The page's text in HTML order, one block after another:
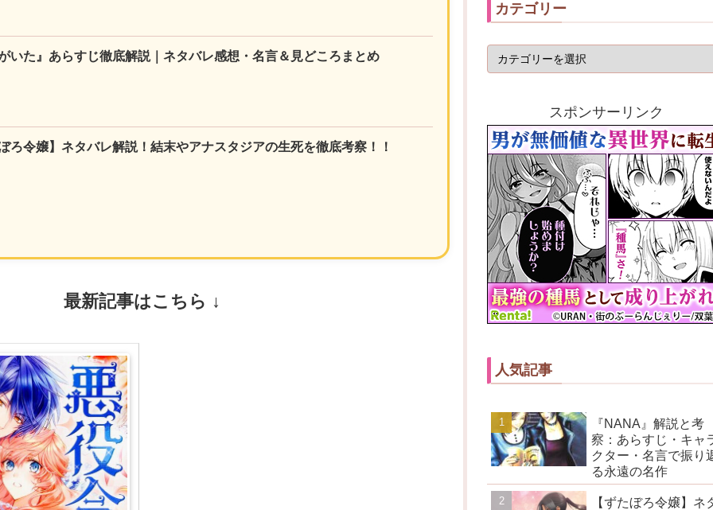
いた』あらすじ徹底解説｜ネタバレ感想・名言＆見どころまとめ
ろ令嬢】ネタバレ解説！結末やアナスタジアの生死を徹底考察！！
最新記事はこちら ↓
カテゴリー
スポンサーリンク
人気記事
『NANA』解説と考
察：あらすじ・キャ
クター・名言で振り
る永遠の名作
【ずたぼろ令嬢】ネ